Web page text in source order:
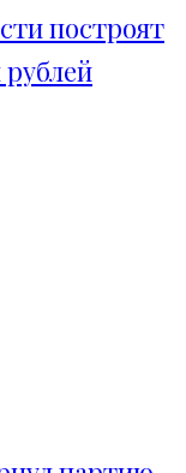
построят